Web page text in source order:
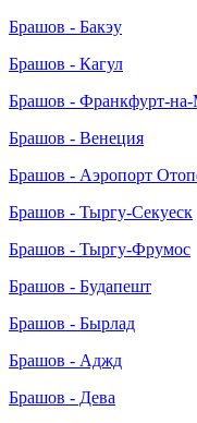
Брашов - Бакэу
Брашов - Кагул
Брашов - Франкфурт-
Брашов - Венеция
Брашов - Аэропорт
Брашов - Тыргу-Секуеск
Брашов - Тыргу-Фрумос
Брашов - Будапешт
Брашов - Бырлад
Брашов - Аджд
Брашов - Дева